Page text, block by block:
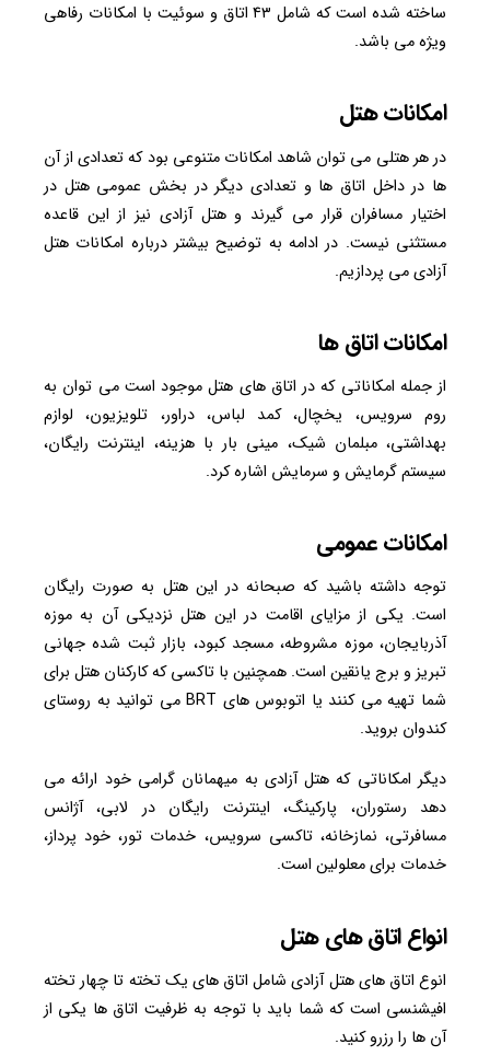
ساخته شده است که شامل ۴۳ اتاق و سوئیت با امکانات رفاهی
ویژه می باشد.
امکانات هتل
در هر هتلی می توان شاهد امکانات متنوعی بود که تعدادی از آن
ها در داخل اتاق ها و تعدادی دیگر در بخش عمومی هتل در
اختیار مسافران قرار می گیرند و هتل آزادی نیز از این قاعده
مستثنی نیست. در ادامه به توضیح بیشتر درباره امکانات هتل
آزادی می پردازیم.
امکانات اتاق ها
از جمله امکاناتی که در اتاق های هتل موجود است می توان به
روم سرویس، یخچال، کمد لباس، دراور، تلویزیون، لوازم
بهداشتی، مبلمان شیک، مینی بار با هزینه، اینترنت رایگان،
سیستم گرمایش و سرمایش اشاره کرد.
امکانات عمومی
توجه داشته باشید که صبحانه در این هتل به صورت رایگان
است. یکی از مزایای اقامت در این هتل نزدیکی آن به موزه
آذربایجان، موزه مشروطه، مسجد کبود، بازار ثبت شده جهانی
تبریز و برج یانقین است. همچنین با تاکسی که کارکنان هتل برای
شما تهیه می کنند یا اتوبوس های BRT می توانید به روستای
کندوان بروید.
دیگر امکاناتی که هتل آزادی به میهمانان گرامی خود ارائه می
دهد رستوران، پارکینگ، اینترنت رایگان در لابی، آژانس
مسافرتی، نمازخانه، تاکسی سرویس، خدمات تور، خود پرداز،
خدمات برای معلولین است.
انواع اتاق های هتل
انوع اتاق های هتل آزادی شامل اتاق های یک تخته تا چهار تخته
افیشنسی است که شما باید با توجه به ظرفیت اتاق ها یکی از
آن ها را رزرو کنید.